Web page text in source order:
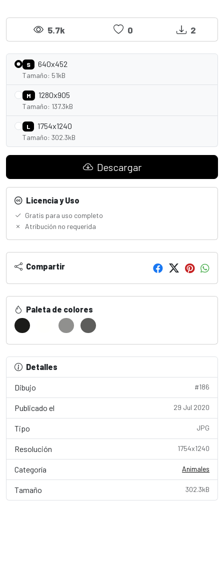
5.7k 0 2
S 640x452
Tamaño: 51kB
M 1280x905
Tamaño: 137.3kB
L 1754x1240
Tamaño: 302.3kB
Descargar
Licencia y Uso
Gratis para uso completo
Atribución no requerida
Compartir
Paleta de colores
Detalles
Dibujo #186
Publicado el 29 Jul 2020
Tipo JPG
Resolución 1754x1240
Categoría Animales
Tamaño 302.3kB